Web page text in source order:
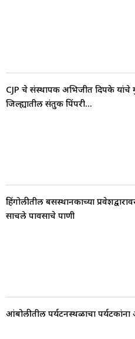
CJP चे संस्थापक अभिजीत दिपके यांचे
जिल्ह्यातील संतुक पिंपरी...
हिंगोलीतील बसस्थानकाच्या
साचले पावसाचे पाणी
आंबोलीतील पर्यटनस्थळाचा